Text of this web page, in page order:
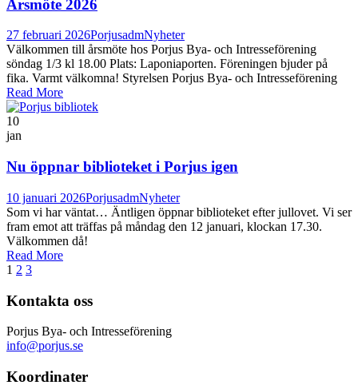
Årsmöte 2026
27 februari 2026PorjusadmNyheter
Välkommen till årsmöte hos Porjus Bya- och Intresseförening
söndag 1/3 kl 18.00 Plats: Laponiaporten. Föreningen bjuder på
fika. Varmt välkomna! Styrelsen Porjus Bya- och Intresseförening
Read More
10
jan
Nu öppnar biblioteket i Porjus igen
10 januari 2026PorjusadmNyheter
Som vi har väntat… Äntligen öppnar biblioteket efter jullovet. Vi ser
fram emot att träffas på måndag den 12 januari, klockan 17.30.
Välkommen då!
Read More
1 2 3
Kontakta oss
Porjus Bya- och Intresseförening
info@porjus.se
Koordinater